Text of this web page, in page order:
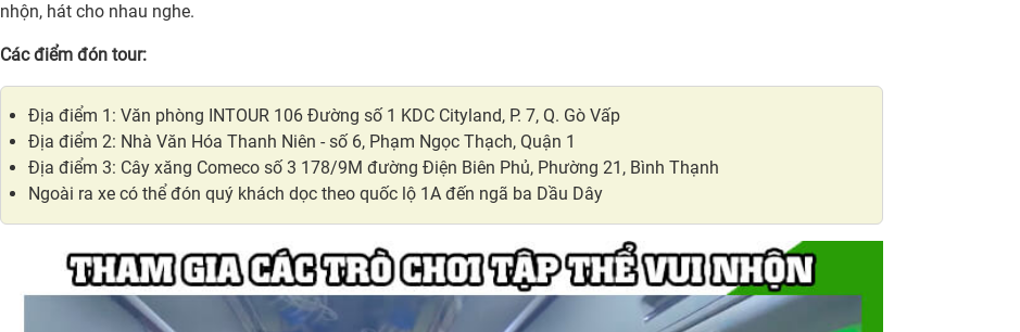
nhộn, hát cho nhau nghe.
Các điểm đón tour:
Địa điểm 1: Văn phòng INTOUR 106 Đường số 1 KDC Cityland, P. 7, Q. Gò Vấp
Địa điểm 2: Nhà Văn Hóa Thanh Niên - số 6, Phạm Ngọc Thạch, Quận 1
Địa điểm 3: Cây xăng Comeco số 3 178/9M đường Điện Biên Phủ, Phường 21, Bình Thạnh
Ngoài ra xe có thể đón quý khách dọc theo quốc lộ 1A đến ngã ba Dầu Dây